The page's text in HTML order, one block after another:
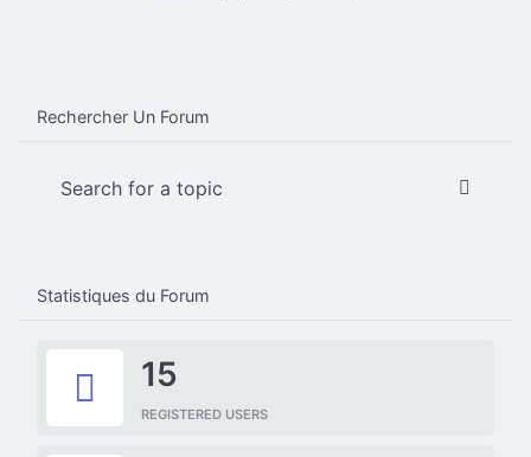
Rechercher Un Forum
Statistiques du Forum
15
REGISTERED USERS